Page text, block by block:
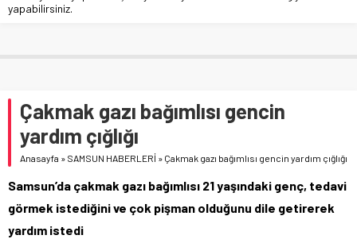
yapabilirsiniz.
Çakmak gazı bağımlısı gencin
yardım çığlığı
Anasayfa » SAMSUN HABERLERİ » Çakmak gazı bağımlısı gencin yardım çığlığı
Samsun’da çakmak gazı bağımlısı 21 yaşındaki genç, tedavi
görmek istediğini ve çok pişman olduğunu dile getirerek
yardım istedi